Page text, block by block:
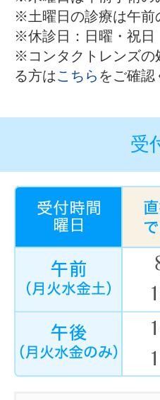
※土曜日の診療は午前
※休診日：日曜・祝日
※コンタクトレンズの
る方はこちら をご確認
受